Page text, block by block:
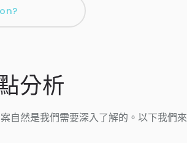
分析
然是我們需要深入了解的。以下我們來